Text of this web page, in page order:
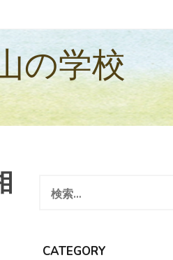
の学校
CATEGORY